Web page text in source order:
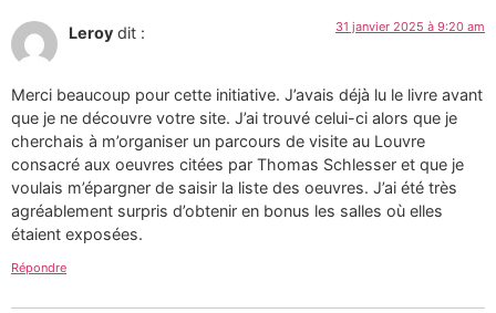
Leroy dit : 31 janvier 2025 à 9:20 am
Merci beaucoup pour cette initiative. J’avais déjà lu le livre avant
que je ne découvre votre site. J’ai trouvé celui-ci alors que je
cherchais à m’organiser un parcours de visite au Louvre
consacré aux oeuvres citées par Thomas Schlesser et que je
voulais m’épargner de saisir la liste des oeuvres. J’ai été très
agréablement surpris d’obtenir en bonus les salles où elles
étaient exposées.
Répondre